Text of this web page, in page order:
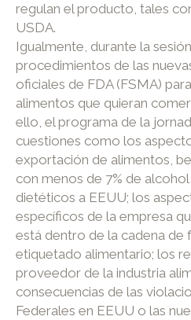
regulan el producto, tales
USDA.
Igualmente, durante la
procedimientos de las
oficiales de FDA (FSMA)
alimentos que quieran
ello, el programa de la
cuestiones como los
exportación de alimentos,
con menos de 7% de
dietéticos a EEUU; los
específicos de la empresa
está dentro de la cadena de
etiquetado alimentario; los
proveedor de la industria
consecuencias de las
Federales en EEUU o las